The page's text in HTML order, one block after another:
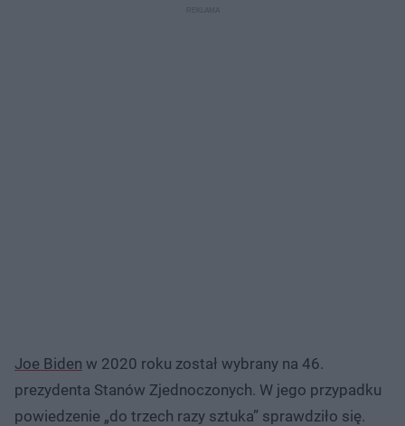
Joe Biden w 2020 roku został wybrany na 46.
prezydenta Stanów Zjednoczonych. W jego przypadku
powiedzenie „do trzech razy sztuka” sprawdziło się.